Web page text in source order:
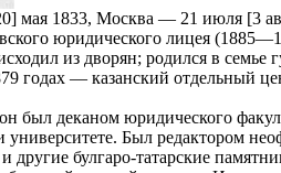
1833, Москва — 21 июля [3
юридического лицея
из дворян; родился в семье
годах — казанский отдельный
был деканом юридического
Был редактором
другие булгаро-татарские